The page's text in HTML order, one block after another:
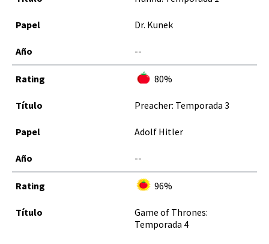
Dr. Kunek
--
80%
Preacher: Temporada 3
Adolf Hitler
--
96%
Game of Thrones:
Temporada 4